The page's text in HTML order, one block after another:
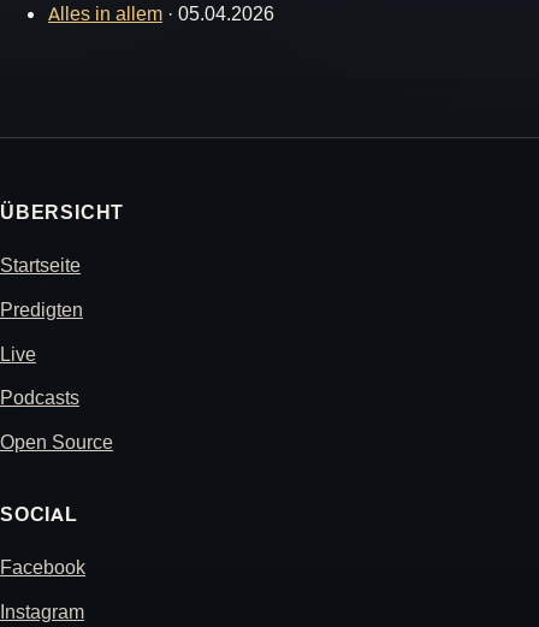
Alles in allem · 05.04.2026
ÜBERSICHT
Startseite
Predigten
Live
Podcasts
Open Source
SOCIAL
Facebook
Instagram